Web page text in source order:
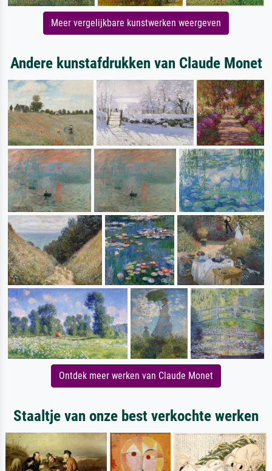
Meer vergelijkbare kunstwerken weergeven
Andere kunstafdrukken van Claude Monet
Ontdek meer werken van Claude Monet
Staaltje van onze best verkochte werken